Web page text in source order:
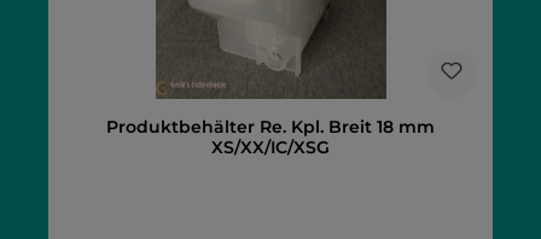
Produktbehälter Re. Kpl. Breit 18 mm
XS/XX/IC/XSG